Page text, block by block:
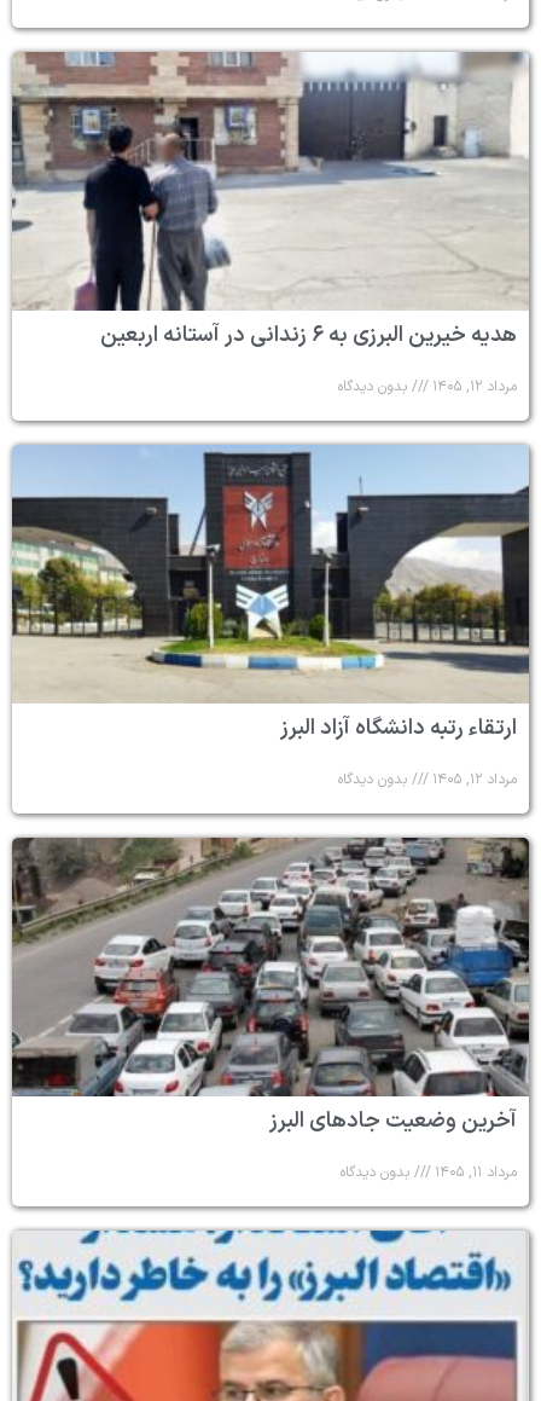
هدیه خیرین البرزی به ۶ زندانی در آستانه اربعین
مرداد ۱۲, ۱۴۰۵ بدون دیدگاه
ارتقاء رتبه دانشگاه آزاد البرز
مرداد ۱۲, ۱۴۰۵ بدون دیدگاه
آخرین وضعیت جادهای البرز
مرداد ۱۱, ۱۴۰۵ بدون دیدگاه